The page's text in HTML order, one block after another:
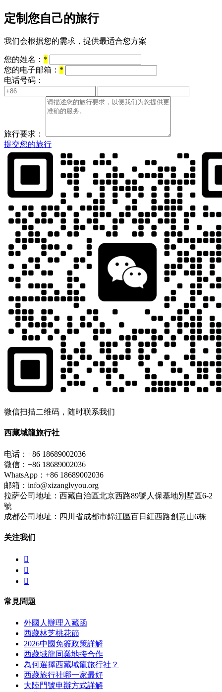
定制您自己的旅行
我们会根据您的需求，提供最适合您方案
您的姓名： *
您的电子邮箱： *
电话号码：
旅行要求：
提交您的旅行
微信扫描二维码，随时联系我们
西藏域龍旅行社
电话：+86 18689002036
微信：+86 18689002036
WhatsApp：+86 18689002036
邮箱：info@xizanglvyou.org
拉萨公司地址：西藏自治區北京西路89號人保基地別墅區6-2
號
成都公司地址：四川省成都市錦江區百日紅西路創意山6栋
关注我们



常見問題
外國人辦理入藏函
西藏林芝桃花節
2026中國免簽政策詳解
西藏域龍同業地接合作
為何選擇西藏域龍旅行社？
西藏旅行社哪一家最好
大陸門號申辦方式詳解